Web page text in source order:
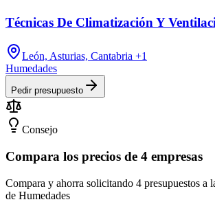
Técnicas De Climatización Y
León, Asturias, Cantabria +1
Humedades
Pedir presupuesto
Consejo
Compara los precios de 4 empresas
Compara y ahorra solicitando 4 presupuestos a
de Humedades